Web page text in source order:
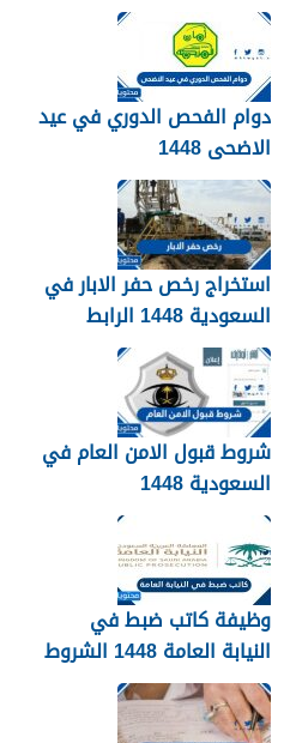
دوام الفحص الدوري في عيد
الاضحى 1448
استخراج رخص حفر الابار في
السعودية 1448 الرابط
والشروط بالتفصيل
شروط قبول الامن العام في
السعودية 1448
وظيفة كاتب ضبط في
النيابة العامة 1448 الشروط
وطريقة التقديم